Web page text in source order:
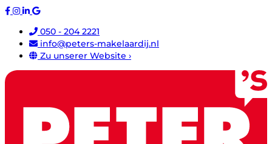
050 - 204 2221
info@peters-makelaardij.nl
Zu unserer Website ›